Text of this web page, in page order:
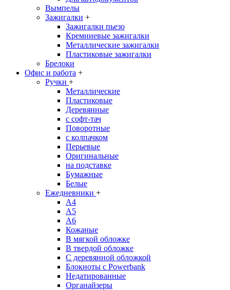
Вымпелы
Зажигалки +
Зажигалки пьезо
Кремниевые зажигалки
Металлические зажигалки
Пластиковые зажигалки
Брелоки
Офис и работа +
Ручки +
Металлические
Пластиковые
Деревянные
с софт-тач
Поворотные
с колпачком
Перьевые
Оригинальные
на подставке
Бумажные
Белые
Ежедневники +
A4
A5
A6
Кожаные
В мягкой обложке
В твердой обложке
С деревянной обложкой
Блокноты с Powerbank
Недатированные
Органайзеры